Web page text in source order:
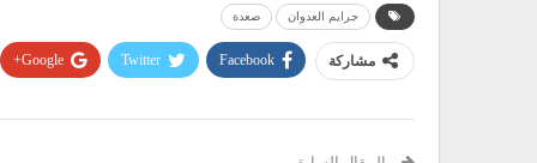
جرايم العدوان صعدة
مشاركة Facebook
Twitter
Google+